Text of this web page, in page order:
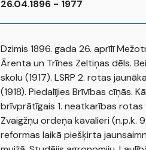
26.04.1896 - 1977
Dzimis 1896. gada 26. aprīlī
Ārenta un Trīnes Zeltiņas dēls.
skolu (1917). LSRP 2. rotas
(1918). Piedalījies Brīvības cīņās.
brīvprātīgais 1. neatkarības
Zvaigžņu ordeņa kavalieri (n.p.k.
reformas laikā piešķirta